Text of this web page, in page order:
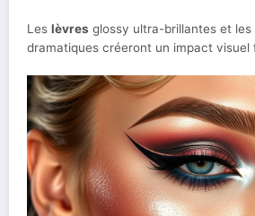
Les lèvres glossy ultra-brillantes et les
dramatiques créeront un impact visuel